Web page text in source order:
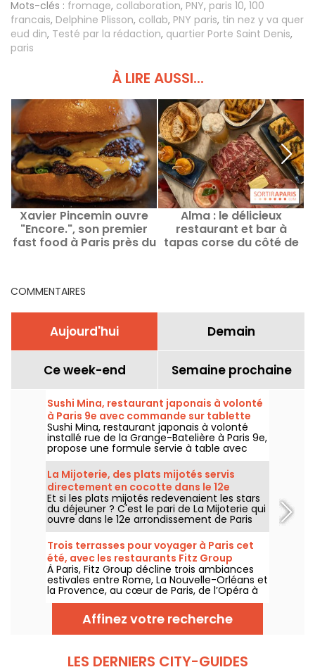
Mots-clés : fromage, collaboration, PNY, paris 10, 100
francais, Delphine Plisson, collab, PNY paris, tin nez y va quer
eud din, Testé par la rédaction, quartier Porte Saint Denis,
paris
À LIRE AUSSI...
Xavier Pincemin ouvre
"Encore.", son premier
fast food à Paris près du
Alma : le délicieux
restaurant et bar à
tapas corse du côté de
COMMENTAIRES
Aujourd'hui Demain
Ce week-end Semaine prochaine
Sushi Mina, restaurant japonais à volonté
à Paris 9e avec commande sur tablette
Sushi Mina, restaurant japonais à volonté
installé rue de la Grange-Batelière à Paris 9e,
propose une formule servie à table avec
commande sur tablette. Sushis, makis,
gyozas, brochettes et plats préparés à la
demande sont proposés midi et soir, du
mardi au dimanche.
La Mijoterie, des plats mijotés servis
directement en cocotte dans le 12e
arrondissement
Et si les plats mijotés redevenaient les stars
du déjeuner ? C'est le pari de La Mijoterie qui
ouvre dans le 12e arrondissement de Paris
avec une cuisine de longue cuisson
imaginée par le chef Augustin Garnier et
servie directement dans des cocottes.
Trois terrasses pour voyager à Paris cet
été, avec les restaurants Fitz Group
À Paris, Fitz Group décline trois ambiances
estivales entre Rome, La Nouvelle-Orléans et
la Provence, au cœur de Paris, de l’Opéra à
la Tour Eiffel. Chaque adresse, grâce à sa
terrasse, offre une escale à part entière,
sans quitter la capitale .
Affinez votre recherche
LES DERNIERS CITY-GUIDES